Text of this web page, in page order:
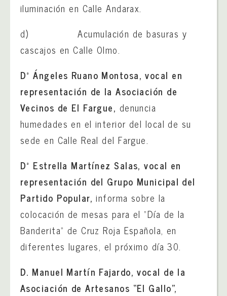
iluminación en Calle Andarax.
d) Acumulación de basuras y
cascajos en Calle Olmo.
Dª Ángeles Ruano Montosa, vocal en
representación de la Asociación de
Vecinos de El Fargue, denuncia
humedades en el interior del local de su
sede en Calle Real del Fargue.
Dª Estrella Martínez Salas, vocal en
representación del Grupo Municipal del
Partido Popular,informa sobre la
colocación de mesas para el “Día de la
Banderita” de Cruz Roja Española, en
diferentes lugares, el próximo día 30.
D. Manuel Martín Fajardo, vocal de la
Asociación de Artesanos “El Gallo”,